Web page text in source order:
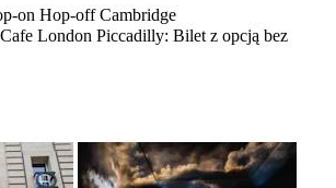
on Hop-off Cambridge
London Piccadilly: Bilet z opcją bez